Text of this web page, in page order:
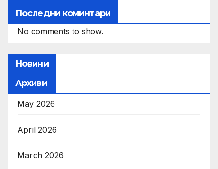
Последни коминтари
No comments to show.
Новини
Архиви
May 2026
April 2026
March 2026